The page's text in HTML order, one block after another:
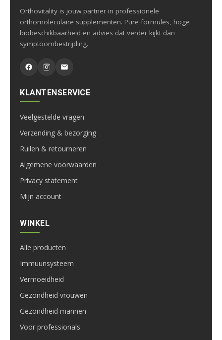
Orthovitality is jouw partner in professionele
orthomoleculaire supplementen. Pure formules, hoge
biobeschikbaarheid en advies dat verder kijkt dan
symptoombestrijding.
KLANTENSERVICE
Veelgestelde vragen
Verzending & bezorging
Ruilen & retourneren
Algemene voorwaarden
Privacy statement
Mijn account
WINKEL
Alle producten
Immuunsysteem
Vermoeidheid
Gezondheid vrouwen
Gezondheid mannen
Voor professionals